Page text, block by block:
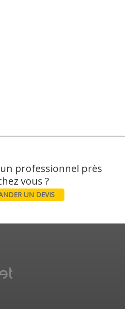
professionnel près
UN DEVIS